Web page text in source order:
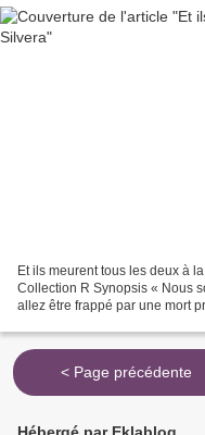
Et ils meurent tous les deux à
Collection R Synopsis « Nous
allez être frappé par une mort
< Page précédente